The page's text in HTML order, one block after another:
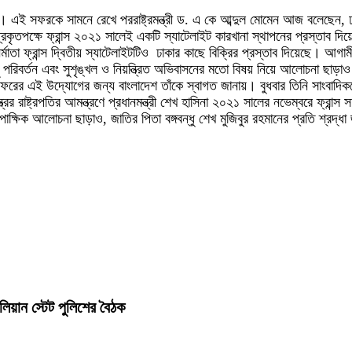
এই সফরকে সামনে রেখে পররাষ্ট্রমন্ত্রী ড. এ কে আব্দুল মোমেন আজ বলেছেন,
ফ্রান্স ২০২১ সালেই একটি স্যাটেলাইট কারখানা স্থাপনের প্রস্তাব
ফ্রান্স দ্বিতীয় স্যাটেলাইটটিও ঢাকার কাছে বিক্রির প্রস্তাব দিয়েছে।
এবং সুশৃঙ্খল ও নিয়ন্ত্রিত অভিবাসনের মতো বিষয় নিয়ে আলোচনা
এই উদ্যোগের জন্য বাংলাদেশ তাঁকে স্বাগত জানায়। বুধবার তিনি
রাষ্ট্রপতির আমন্ত্রণে প্রধানমন্ত্রী শেখ হাসিনা ২০২১ সালের নভেম্বরে
আলোচনা ছাড়াও, জাতির পিতা বঙ্গবন্ধু শেখ মুজিবুর রহমানের প্রতি
স্টেট পুলিশের বৈঠক